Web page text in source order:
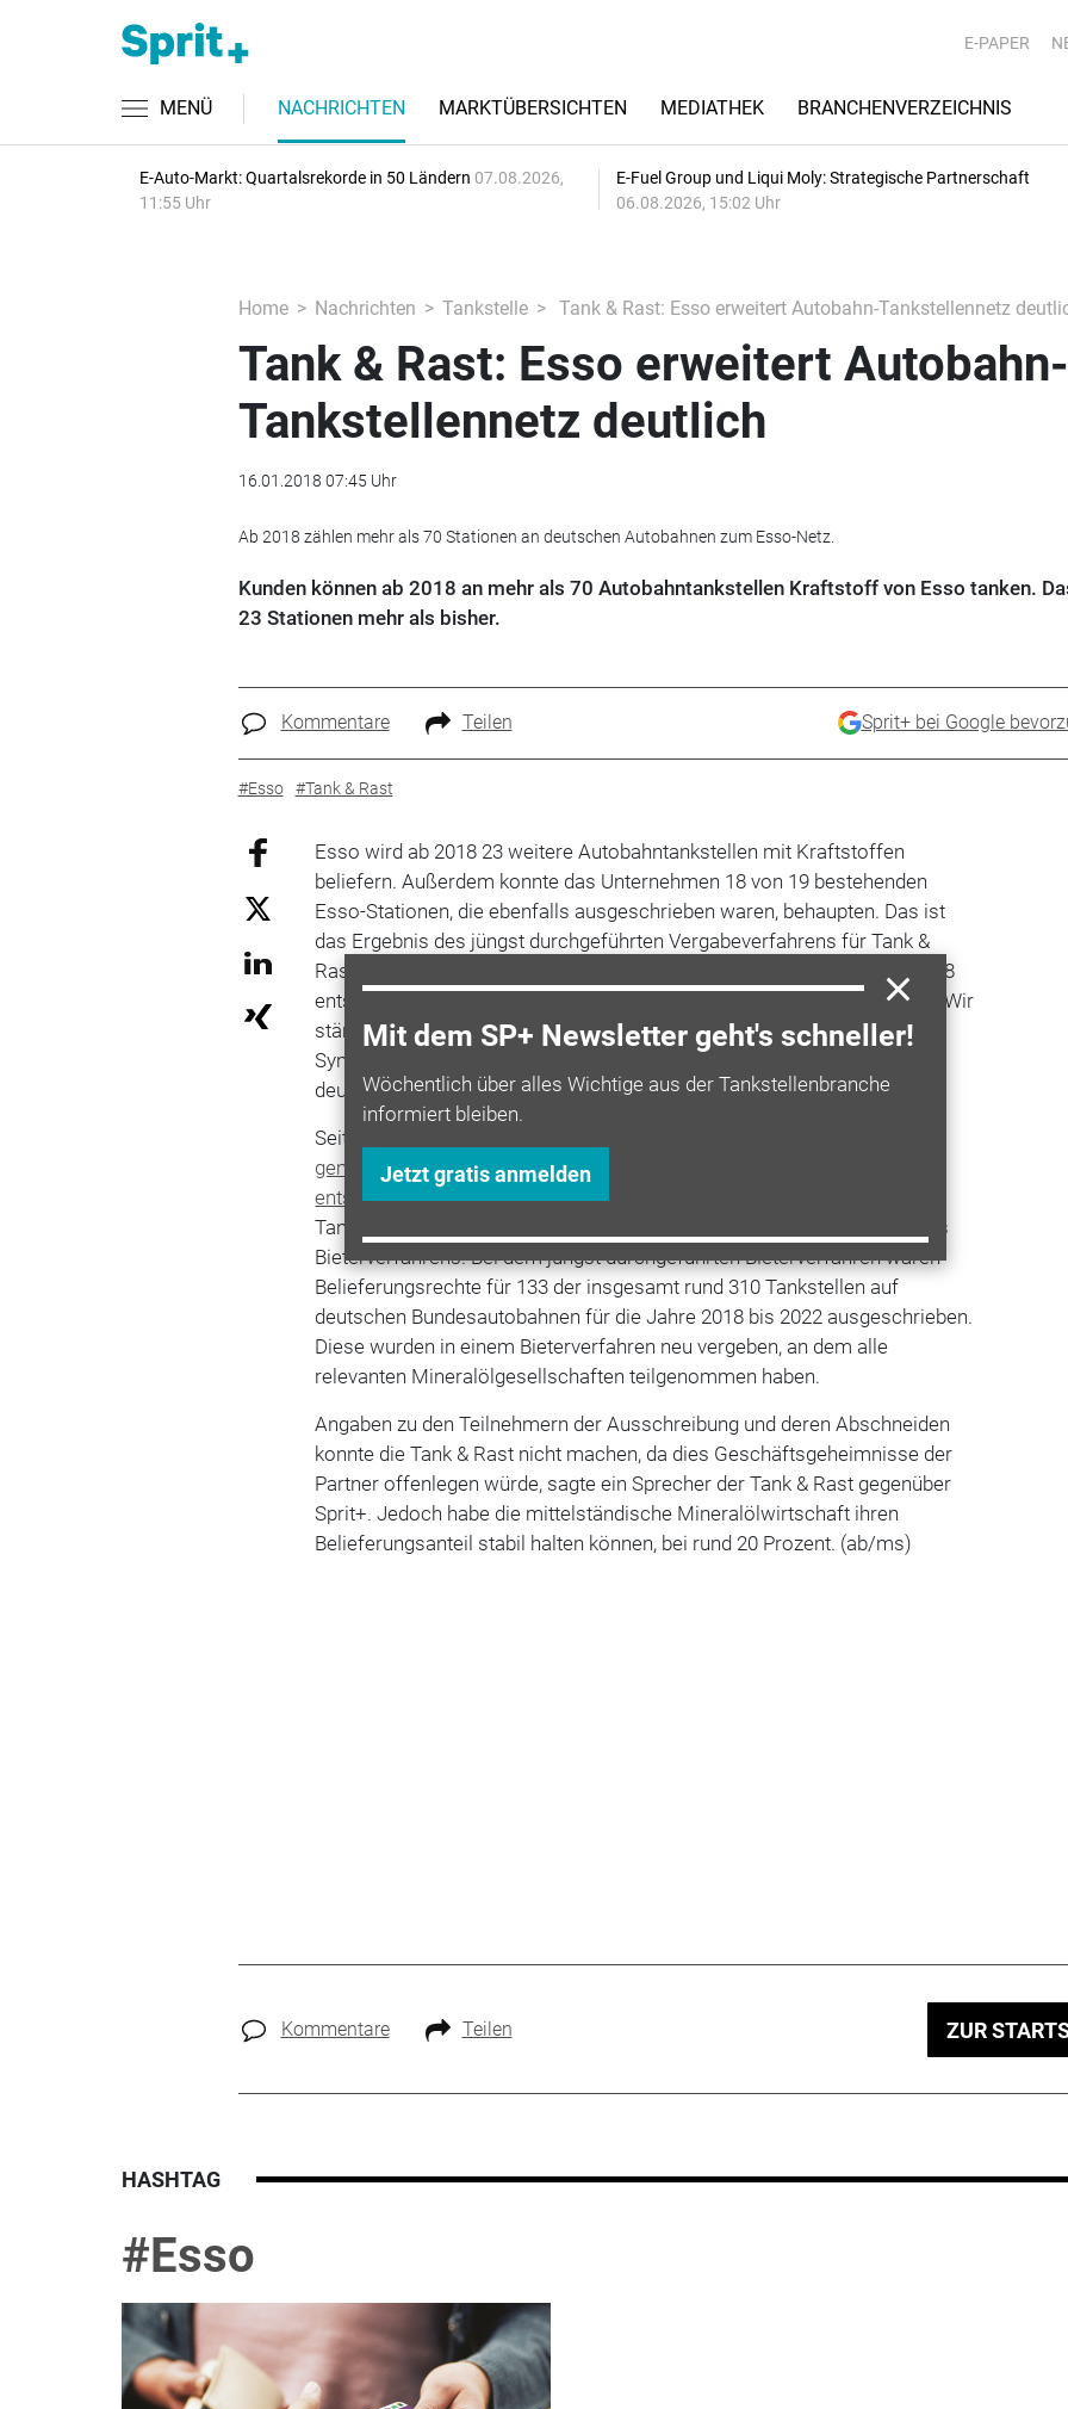
E-PAPER
MENÜ NACHRICHTEN MARKTÜBERSICHTEN MEDIATHEK BRANCHENVERZEICHNIS
E-Auto-Markt: Quartalsrekorde in 50 Ländern 07.08.2026,
11:55 Uhr
E-Fuel Group und Liqui Moly: Strategische Partnerschaft
06.08.2026, 15:02 Uhr
Home Nachrichten Tankstelle Tank & Rast: Esso erweitert Autobahn-Tankstellennetz
Tank & Rast: Esso erweitert Autobahn-
Tankstellennetz deutlich
16.01.2018 07:45 Uhr
Ab 2018 zählen mehr als 70 Stationen an deutschen Autobahnen zum Esso-Netz.
Kunden können ab 2018 an mehr als 70 Autobahntankstellen Kraftstoff von Esso tanken.
23 Stationen mehr als bisher.
Kommentare Teilen Sprit+ bei Google
#Esso #Tank & Rast
Mit dem SP+ Newsletter geht's schneller!
Wöchentlich über alles Wichtige aus der Tankstellenbranche
informiert bleiben.
Jetzt gratis anmelden
Esso wird ab 2018 23 weitere Autobahntankstellen mit Kraftstoffen
beliefern. Außerdem konnte das Unternehmen 18 von 19 bestehenden
Esso-Stationen, die ebenfalls ausgeschrieben waren, behaupten. Das ist
das Ergebnis des jüngst durchgeführten Vergabeverfahrens für Tank &
Rast-Vertriebsrechte. Die neuen Stationen sollen im ersten Halbjahr 2018
entsprechend umgerüstet und mit dem Esso-Design versehen werden. „Wir
stärken nicht nur die Marke Esso, sondern auch den Absatz unserer
Synergy-Kraftstoffe“, kommentiert Alexander Hentschke, Leiter des
deutschen Esso-Tankstellengeschäfts.
Seit 2013 werden die
gemäß Vorgaben des Bundeskartellamts nicht mehr ausschließlich
entsprechend dem Marktanteilder Straßentankstellen der
Tankstellengesellschaften vergeben, sondern zum Teil im Rahmen eines
Bieterverfahrens. Bei dem jüngst durchgeführten Bieterverfahren waren
Belieferungsrechte für 133 der insgesamt rund 310 Tankstellen auf
deutschen Bundesautobahnen für die Jahre 2018 bis 2022 ausgeschrieben.
Diese wurden in einem Bieterverfahren neu vergeben, an dem alle
relevanten Mineralölgesellschaften teilgenommen haben.
Angaben zu den Teilnehmern der Ausschreibung und deren Abschneiden
konnte die Tank & Rast nicht machen, da dies Geschäftsgeheimnisse der
Partner offenlegen würde, sagte ein Sprecher der Tank & Rast gegenüber
Sprit+. Jedoch habe die mittelständische Mineralölwirtschaft ihren
Belieferungsanteil stabil halten können, bei rund 20 Prozent. (ab/ms)
Kommentare Teilen ZUR
HASHTAG
#Esso